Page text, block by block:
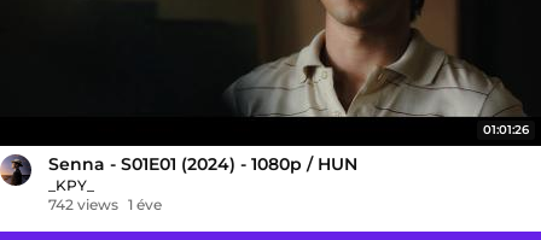
01:01:26
Senna - S01E01 (2024) - 1080p / HUN
_KPY_
742 views 1 éve